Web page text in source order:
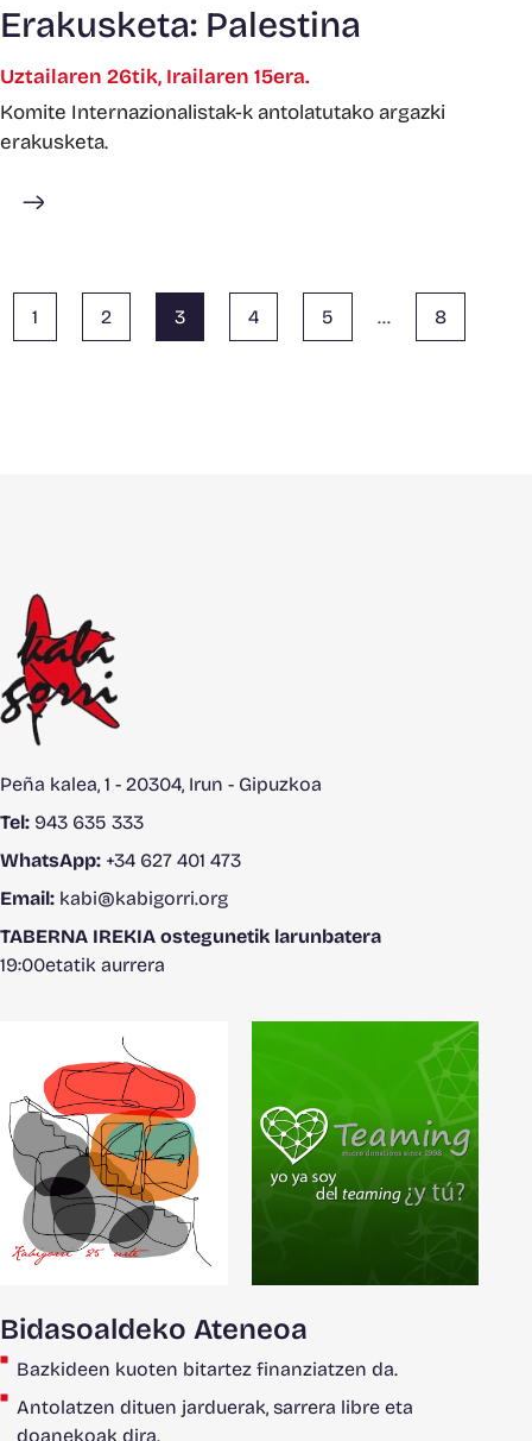
Erakusketa: Palestina
Uztailaren 26tik, Irailaren 15era.
Komite Internazionalistak-k antolatutako argazki
erakusketa.
Gehiago ikusi
1 2 3 4 5 … 8
Peña kalea, 1 - 20304, Irun - Gipuzkoa
Tel: 943 635 333
WhatsApp: +34 627 401 473
Email: kabi@kabigorri.org
TABERNA IREKIA ostegunetik larunbatera
19:00etatik aurrera
Bidasoaldeko Ateneoa
Bazkideen kuoten bitartez finanziatzen da.
Antolatzen dituen jarduerak, sarrera libre eta
doanekoak dira.